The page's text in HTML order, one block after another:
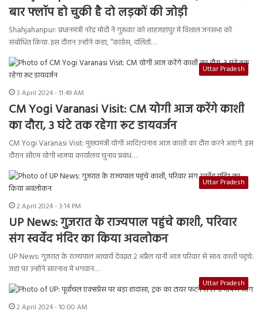
बार फ्लॉप हो चुकी है दो लड़कों की जोड़ी
Shahjahanpur: प्रधानमंत्री नरेंद्र मोदी ने गुरूवार को शाहजहांपुर में विशाल जनसभा को
संबोधित किया. इस दौरान उन्होंने कहा, “कांग्रेस, दलितों…
Uttar Pradesh
3 April 2024 - 11:49 AM
CM Yogi Varanasi Visit: CM योगी आज करेंगे काशी
का दौरा, 3 घंटे तक रहेगा रूट डायवर्जन
CM Yogi Varanasi Visit: मुख्यमंत्री योगी आदित्यनाथ आज काशी का दौरा करने आएंगे. इस
दौरान सीएम योगी भाजपा कार्यालय चुनाव प्रबंध…
Uttar Pradesh
2 April 2024 - 3:14 PM
UP News: गुजरात के राज्यपाल पहुंचे काशी, परिवार
संग स्वर्वेद मंदिर का किया अवलोकन
UP News: गुजरात के राज्यपाल आचार्य देवव्रत 2 अप्रैल यानी आज परिवार से साथ काशी पहुंचे.
जहां पर उन्होंने सारनाथ में भगवान…
Uttar Pradesh
2 April 2024 - 10:00 AM